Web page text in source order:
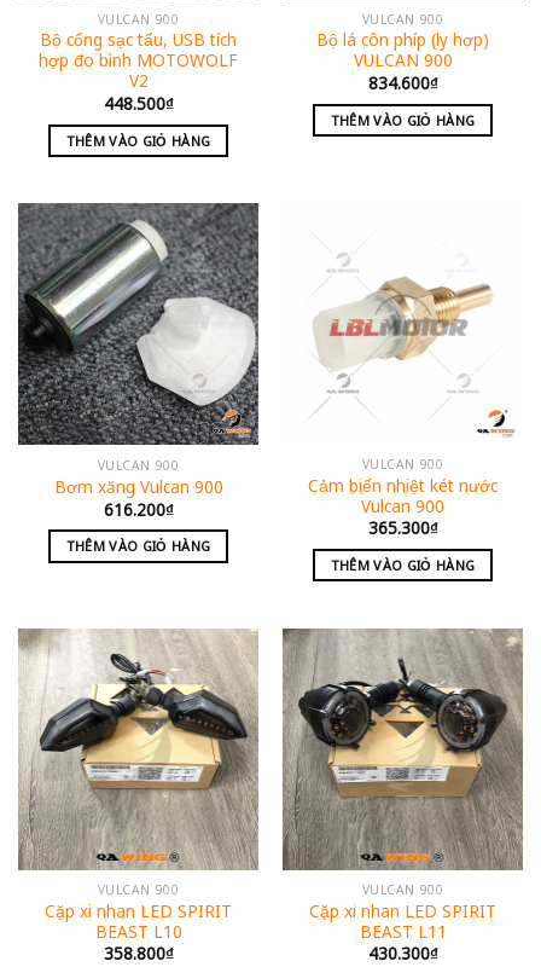
VULCAN 900
Bộ cổng sạc tẩu, USB tích
hợp đo bình MOTOWOLF
V2
448.500₫
THÊM VÀO GIỎ HÀNG
VULCAN 900
Bộ lá côn phíp (ly hợp)
VULCAN 900
834.600₫
THÊM VÀO GIỎ HÀNG
VULCAN 900
Bơm xăng Vulcan 900
616.200₫
THÊM VÀO GIỎ HÀNG
VULCAN 900
Cảm biến nhiệt két nước
Vulcan 900
365.300₫
THÊM VÀO GIỎ HÀNG
VULCAN 900
Cặp xi nhan LED SPIRIT
BEAST L10
358.800₫
VULCAN 900
Cặp xi nhan LED SPIRIT
BEAST L11
430.300₫